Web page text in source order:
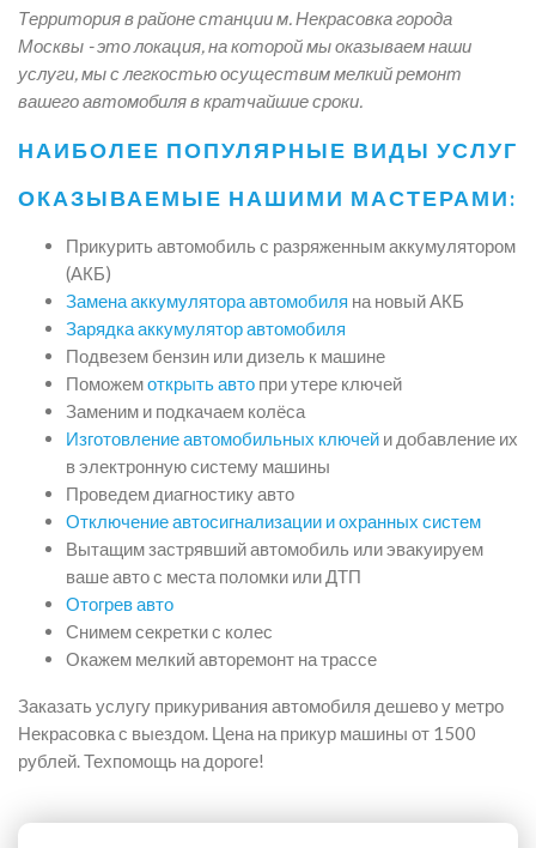
Территория в районе станции м. Некрасовка города
Москвы - это локация, на которой мы оказываем наши
услуги, мы с легкостью осуществим мелкий ремонт
вашего автомобиля в кратчайшие сроки.
НАИБОЛЕЕ ПОПУЛЯРНЫЕ ВИДЫ УСЛУГ
ОКАЗЫВАЕМЫЕ НАШИМИ МАСТЕРАМИ:
Прикурить автомобиль с разряженным аккумулятором
(АКБ)
Замена аккумулятора автомобиля на новый АКБ
Зарядка аккумулятор автомобиля
Подвезем бензин или дизель к машине
Поможемоткрыть авто при утере ключей
Заменим и подкачаем колёса
Изготовление автомобильных ключей и добавление их
в электронную систему машины
Проведем диагностику авто
Отключение автосигнализации и охранных систем
Вытащим застрявший автомобиль или эвакуируем
ваше авто с места поломки или ДТП
Отогрев авто
Снимем секретки с колес
Окажем мелкий авторемонт на трассе
Заказать услугу прикуривания автомобиля дешево у метро
Некрасовка с выездом. Цена на прикур машины от 1500
рублей. Техпомощь на дороге!